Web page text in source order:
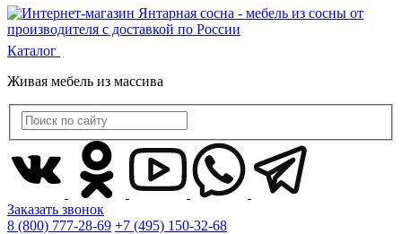
Каталог
Живая мебель из массива
Заказать звонок
8 (800) 777-28-69 +7 (495) 150-32-68